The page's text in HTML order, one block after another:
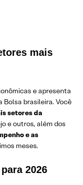
mais
e apresenta
Bolsa brasileira. Você
setores da
e outros, além dos
e as
meses.
2026